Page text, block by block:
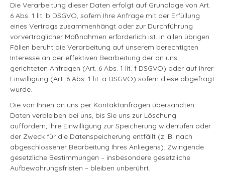
Die Verarbeitung dieser Daten erfolgt auf Grundlage von Art.
6 Abs. 1 lit. b DSGVO, sofern Ihre Anfrage mit der Erfüllung
eines Vertrags zusammenhängt oder zur Durchführung
vorvertraglicher Maßnahmen erforderlich ist. In allen übrigen
Fällen beruht die Verarbeitung auf unserem berechtigten
Interesse an der effektiven Bearbeitung der an uns
gerichteten Anfragen (Art. 6 Abs. 1 lit. f DSGVO) oder auf Ihrer
Einwilligung (Art. 6 Abs. 1 lit. a DSGVO) sofern diese abgefragt
wurde.
Die von Ihnen an uns per Kontaktanfragen übersandten
Daten verbleiben bei uns, bis Sie uns zur Löschung
auffordern, Ihre Einwilligung zur Speicherung widerrufen oder
der Zweck für die Datenspeicherung entfällt (z. B. nach
abgeschlossener Bearbeitung Ihres Anliegens). Zwingende
gesetzliche Bestimmungen – insbesondere gesetzliche
Aufbewahrungsfristen – bleiben unberührt.